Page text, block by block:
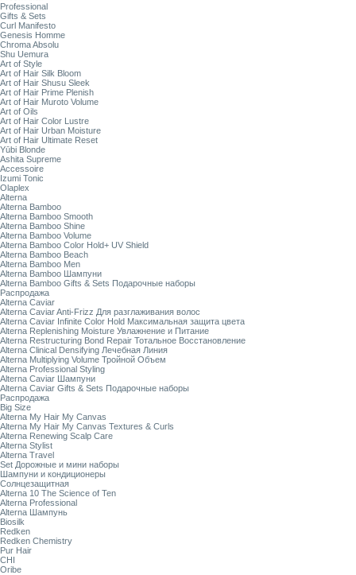
Professional
Gifts & Sets
Curl Manifesto
Genesis Homme
Chroma Absolu
Shu Uemura
Art of Style
Art of Hair Silk Bloom
Art of Hair Shusu Sleek
Art of Hair Prime Plenish
Art of Hair Muroto Volume
Art of Oils
Art of Hair Color Lustre
Art of Hair Urban Moisture
Art of Hair Ultimate Reset
Yūbi Blonde
Ashita Supreme
Accessoire
Izumi Tonic
Olaplex
Alterna
Alterna Bamboo
Alterna Bamboo Smooth
Alterna Bamboo Shine
Alterna Bamboo Volume
Alterna Bamboo Color Hold+ UV Shield
Alterna Bamboo Beach
Alterna Bamboo Men
Alterna Bamboo Шампуни
Alterna Bamboo Gifts & Sets Подарочные наборы
Распродажа
Alterna Caviar
Alterna Caviar Anti-Frizz Для разглаживания волос
Alterna Caviar Infinite Color Hold Максимальная защита цвета
Alterna Replenishing Moisture Увлажнение и Питание
Alterna Restructuring Bond Repair Тотальное Восстановление
Alterna Clinical Densifying Лечебная Линия
Alterna Multiplying Volume Тройной Объем
Alterna Professional Styling
Alterna Caviar Шампуни
Alterna Caviar Gifts & Sets Подарочные наборы
Распродажа
Big Size
Alterna My Hair My Canvas
Alterna My Hair My Canvas Textures & Curls
Alterna Renewing Scalp Care
Alterna Stylist
Alterna Travel
Set Дорожные и мини наборы
Шампуни и кондиционеры
Солнцезащитная
Alterna 10 The Science of Ten
Alterna Professional
Alterna Шампунь
Biosilk
Redken
Redken Chemistry
Pur Hair
CHI
Oribe